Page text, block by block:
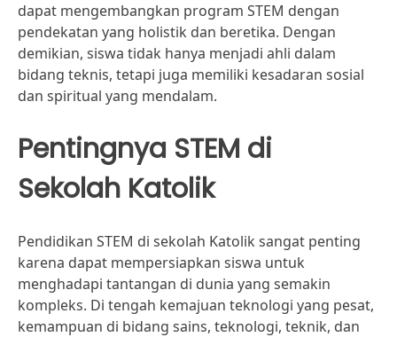
dapat mengembangkan program STEM dengan
pendekatan yang holistik dan beretika. Dengan
demikian, siswa tidak hanya menjadi ahli dalam
bidang teknis, tetapi juga memiliki kesadaran sosial
dan spiritual yang mendalam.
Pentingnya STEM di
Sekolah Katolik
Pendidikan STEM di sekolah Katolik sangat penting
karena dapat mempersiapkan siswa untuk
menghadapi tantangan di dunia yang semakin
kompleks. Di tengah kemajuan teknologi yang pesat,
kemampuan di bidang sains, teknologi, teknik, dan